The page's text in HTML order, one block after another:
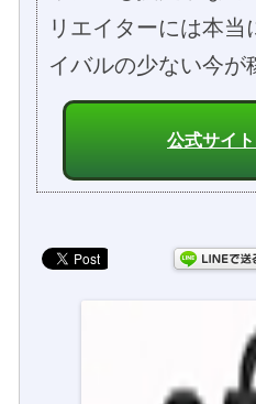
リエイターには本当
イバルの少ない今が
公式サイ